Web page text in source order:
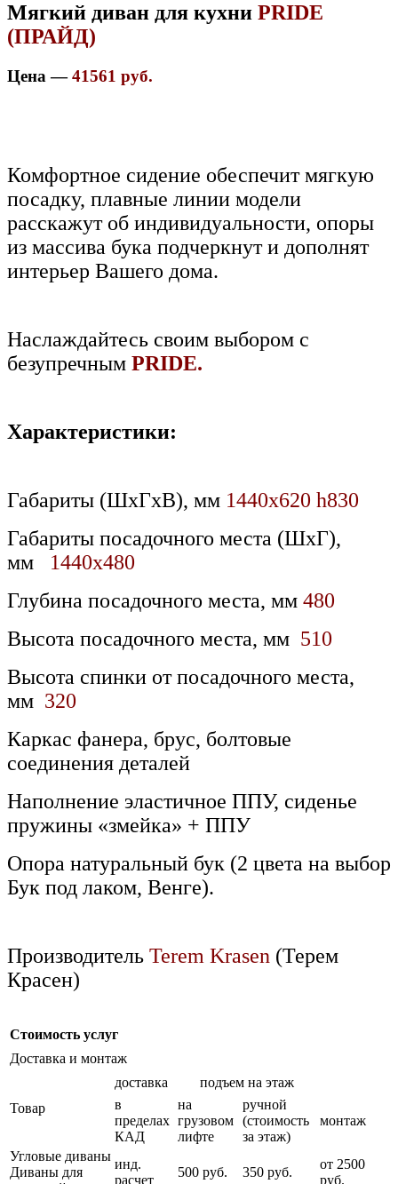
Мягкий диван для кухни PRIDE
(ПРАЙД)
Цена —41561 руб.
Комфортное сидение обеспечит мягкую
посадку, плавные линии модели
расскажут об индивидуальности, опоры
из массива бука подчеркнут и дополнят
интерьер Вашего дома.
Наслаждайтесь своим выбором с
безупречным PRIDE.
Характеристики:
Габариты (ШхГхВ), мм 1440х620 h830
Габариты посадочного места (ШхГ),
мм 1440х480
Глубина посадочного места, мм 480
Высота посадочного места, мм 510
Высота спинки от посадочного места,
мм 320
Каркас фанера, брус, болтовые
соединения деталей
Наполнение эластичное ППУ, сиденье
пружины «змейка» + ППУ
Опора натуральный бук (2 цвета на выбор
Бук под лаком, Венге).
Производитель Terem Krasen (Терем
Красен)
Стоимость услуг
Доставка и монтаж
Товар
доставка
подъем на этаж
в
пределах
КАД
на
грузовом
лифте
ручной
(стоимость
за этаж)
монтаж
Угловые диваны
Диваны для
инд.
расчет
500 руб. 350 руб.
от 2500
руб.